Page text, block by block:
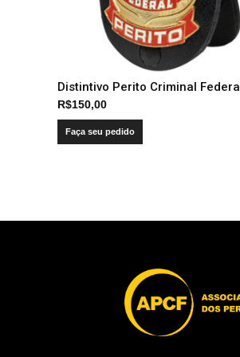
Distintivo Perito Criminal Federal
R$150,00
Faça seu pedido